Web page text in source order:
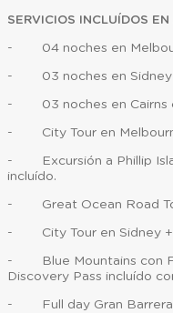
SERVICIOS INCLUÍDOS
- 04 noches en
- 03 noches en Sidney
- 03 noches en Cairns
- City Tour en
- Excursión a Phillip
incluído.
- Great Ocean Road
- City Tour en Sidney +
- Blue Mountains con
Discovery Pass incluído
- Full day Gran Barrera